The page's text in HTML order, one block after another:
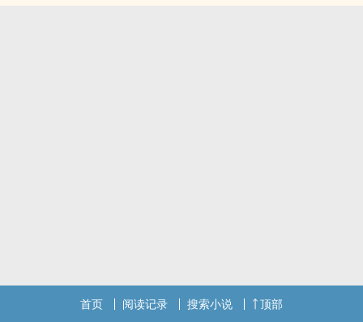
首页 阅读记录 搜索小说 顶部